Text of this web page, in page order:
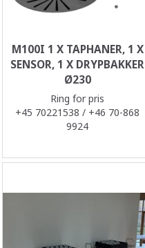
M100I 1 X TAPHANER, 1 X
SENSOR, 1 X DRYPBAKKER
Ø230
Ring for pris
+45 70221538 / +46 70-868
9924